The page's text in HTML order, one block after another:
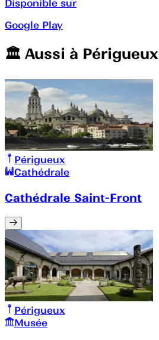
Disponible sur
Google Play
🏛️️ Aussi à Périgueux
Périgueux
Cathédrale
Cathédrale Saint-Front
Périgueux
Musée